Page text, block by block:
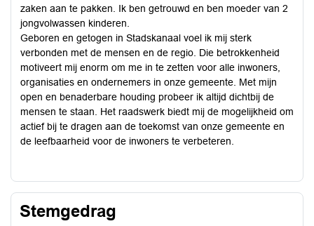
zaken aan te pakken. Ik ben getrouwd en ben moeder van 2
jongvolwassen kinderen.
Geboren en getogen in Stadskanaal voel ik mij sterk
verbonden met de mensen en de regio. Die betrokkenheid
motiveert mij enorm om me in te zetten voor alle inwoners,
organisaties en ondernemers in onze gemeente. Met mijn
open en benaderbare houding probeer ik altijd dichtbij de
mensen te staan. Het raadswerk biedt mij de mogelijkheid om
actief bij te dragen aan de toekomst van onze gemeente en
de leefbaarheid voor de inwoners te verbeteren.
Stemgedrag